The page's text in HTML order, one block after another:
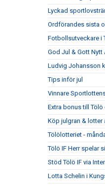
Lyckad
Ordförandes sista
Fotbollsutveckare i
God Jul & Gott Nytt
Ludvig Johansson
Tips inför jul
Vinnare
Extra bonus till
Köp julgran & lotter
Tölölotteriet -
Tölö IF Herr spelar
Stöd Tölö IF via
Lotta Schelin i